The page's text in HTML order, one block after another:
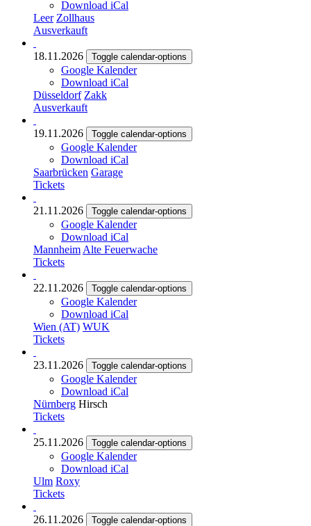
Download iCal
Leer Zollhaus
Ausverkauft
18.11.2026 Toggle calendar-options
Google Kalender
Download iCal
Düsseldorf Zakk
Ausverkauft
19.11.2026 Toggle calendar-options
Google Kalender
Download iCal
Saarbrücken Garage
Tickets
21.11.2026 Toggle calendar-options
Google Kalender
Download iCal
Mannheim Alte Feuerwache
Tickets
22.11.2026 Toggle calendar-options
Google Kalender
Download iCal
Wien (AT) WUK
Tickets
23.11.2026 Toggle calendar-options
Google Kalender
Download iCal
Nürnberg Hirsch
Tickets
25.11.2026 Toggle calendar-options
Google Kalender
Download iCal
Ulm Roxy
Tickets
26.11.2026 Toggle calendar-options